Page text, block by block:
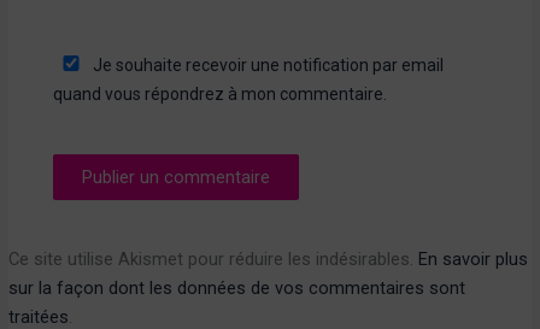
Je souhaite recevoir une notification par email
quand vous répondrez à mon commentaire.
Ce site utilise Akismet pour réduire les indésirables. En savoir plus
sur la façon dont les données de vos commentaires sont
traitées.